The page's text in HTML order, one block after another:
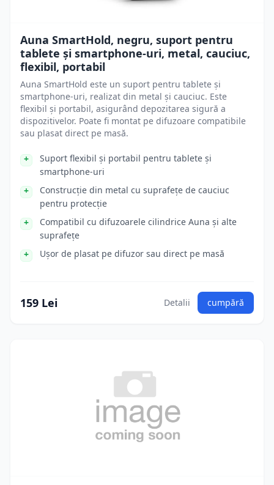
Auna SmartHold, negru, suport pentru
tablete și smartphone-uri, metal, cauciuc,
flexibil, portabil
Auna SmartHold este un suport pentru tablete și
smartphone-uri, realizat din metal și cauciuc. Este
flexibil și portabil, asigurând depozitarea sigură a
dispozitivelor. Poate fi montat pe difuzoare compatibile
sau plasat direct pe masă.
Suport flexibil și portabil pentru tablete și
smartphone-uri
Construcție din metal cu suprafețe de cauciuc
pentru protecție
Compatibil cu difuzoarele cilindrice Auna și alte
suprafețe
Ușor de plasat pe difuzor sau direct pe masă
159 Lei Detalii cumpără